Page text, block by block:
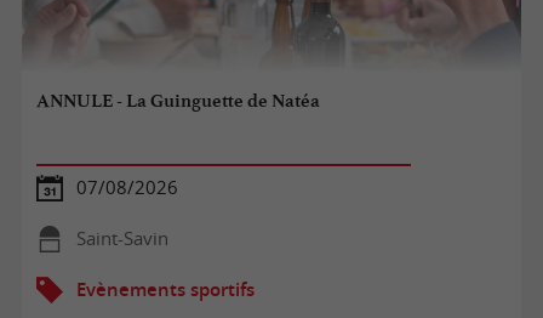
ANNULE - La Guinguette de Natéa
07/08/2026
Saint-Savin
Evènements sportifs